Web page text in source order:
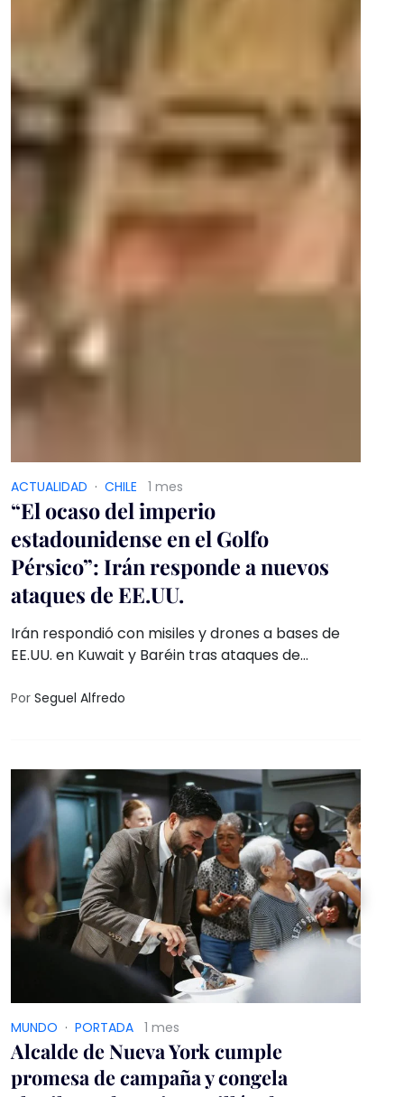
ACTUALIDAD · CHILE 1 mes
“El ocaso del imperio
estadounidense en el Golfo
Pérsico”: Irán responde a nuevos
ataques de EE.UU.
Irán respondió con misiles y drones a bases de
EE.UU. en Kuwait y Baréin tras ataques de
el cambio de régimen, evidenciando el ocaso
Por Seguel Alfredo
MUNDO · PORTADA 1 mes
Alcalde de Nueva York cumple
promesa de campaña y congela